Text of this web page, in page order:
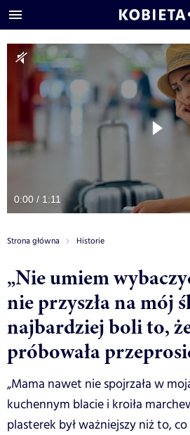
0:00 / 1:11
Strona główna Historie
„Nie umiem
nie przyszła na mój
najbardziej boli to,
próbowała
„Mama nawet nie spojrzała w
kuchennym blacie i kroiła
plasterek był ważniejszy niż to,